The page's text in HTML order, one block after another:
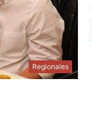
Regionales